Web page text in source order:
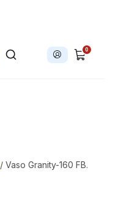
Iniciar sesión
0
/ Vaso Granity-160 FB.